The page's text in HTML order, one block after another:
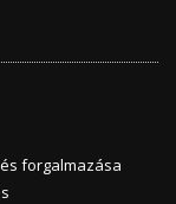
forgalmazása